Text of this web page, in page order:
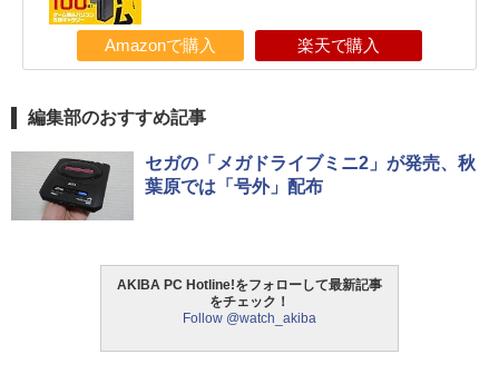
Amazonで購入 楽天で購入
編集部のおすすめ記事
セガの「メガドライブミニ2」が発売、秋
葉原では「号外」配布
AKIBA PC Hotline!をフォローして最新記事
をチェック！
Follow @watch_akiba